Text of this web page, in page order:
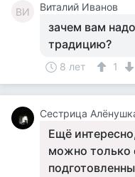
ВИ Виталий Иванов
зачем вам
традицию?
8 лет 1
Сестрица
Ещё
можно только